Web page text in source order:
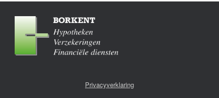
Privacyverklaring